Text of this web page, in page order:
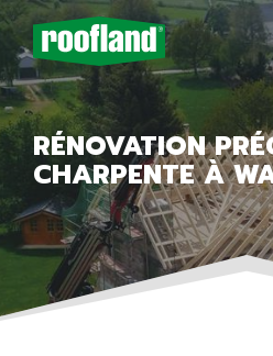
RÉNOVATION
CHARPENTE À